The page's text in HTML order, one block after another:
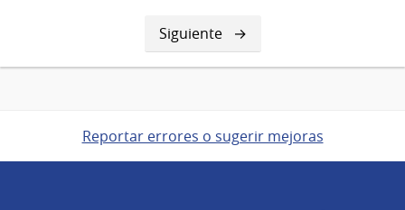
Siguiente
página
Siguiente
Reportar errores o sugerir mejoras